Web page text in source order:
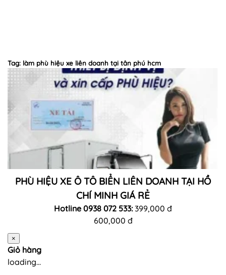
Tag: làm phù hiệu xe liên doanh tại tân phú hcm
PHÙ HIỆU XE Ô TÔ BIỂN LIÊN DOANH TẠI HỒ
CHÍ MINH GIÁ RẺ
Hotline 0938 072 533:399,000 đ
600,000 đ
×
Giỏ hàng
loading...